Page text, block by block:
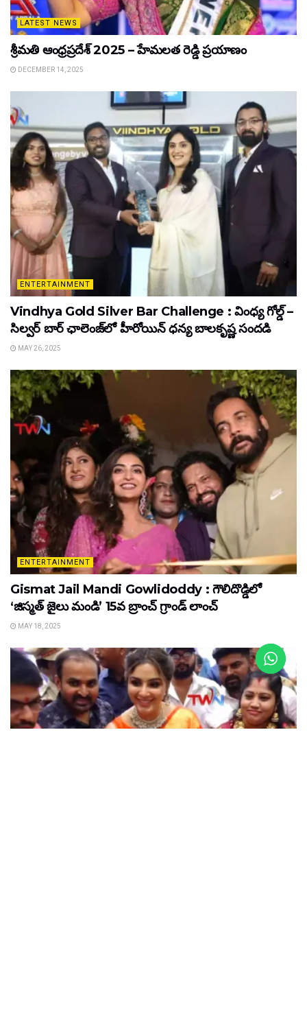
LATEST NEWS
శ్రీమతి ఆంధ్రప్రదేశ్ 2025 – హేమలత రెడ్డి ప్రయాణం
DECEMBER 14, 2025
ENTERTAINMENT
Vindhya Gold Silver Bar Challenge : వింధ్య గోల్డ్ –
సిల్వర్ బార్ ఛాలెంజ్‌లో హీరోయిన్ ధ‌న్య బాల‌కృష్ణ‌ సందడి
MAY 26, 2025
ENTERTAINMENT
Gismat Jail Mandi Gowlidoddy : గౌలిదొడ్డిలో
‘జిస్మత్ జైలు మండి’ 15వ బ్రాంచ్ గ్రాండ్ లాంచ్
MAY 18, 2025